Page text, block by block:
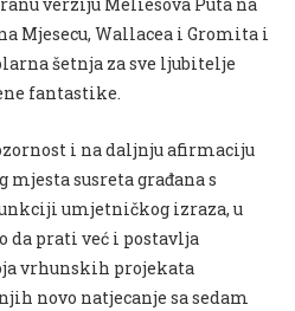
Mjesecu, Wallacea i Gromita i
šetnja za sve ljubitelje
fantastike.
i na daljnju afirmaciju
susreta građana s
umjetničkog izraza, u
da prati već i postavlja
vrhunskih projekata
novo natjecanje sa sedam